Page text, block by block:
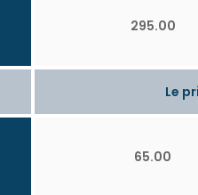
295.00
Le
65.00